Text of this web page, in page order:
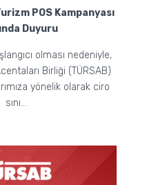
POS Kampanyası
Duyuru
olması nedeniyle,
Birliği (TÜRSAB)
yönelik olarak ciro
sını...